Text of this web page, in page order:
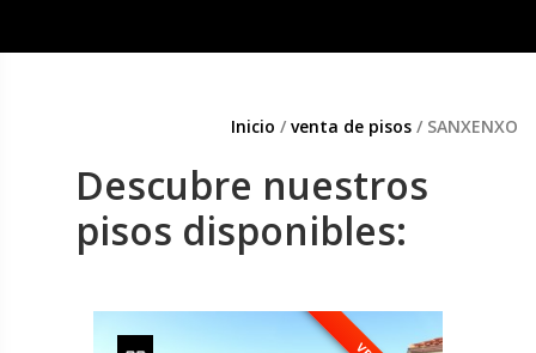
Inicio / venta de pisos / SANXENXO
Descubre nuestros
pisos disponibles: